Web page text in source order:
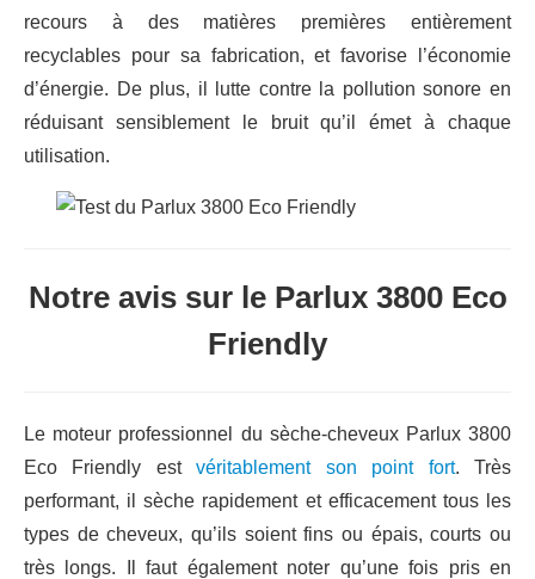
recours à des matières premières entièrement
recyclables pour sa fabrication, et favorise l’économie
d’énergie. De plus, il lutte contre la pollution sonore en
réduisant sensiblement le bruit qu’il émet à chaque
utilisation.
Notre avis sur le Parlux 3800 Eco
Friendly
Le moteur professionnel du sèche-cheveux Parlux 3800
Eco Friendly estvéritablement son point fort. Très
performant, il sèche rapidement et efficacement tous les
types de cheveux, qu’ils soient fins ou épais, courts ou
très longs. Il faut également noter qu’une fois pris en